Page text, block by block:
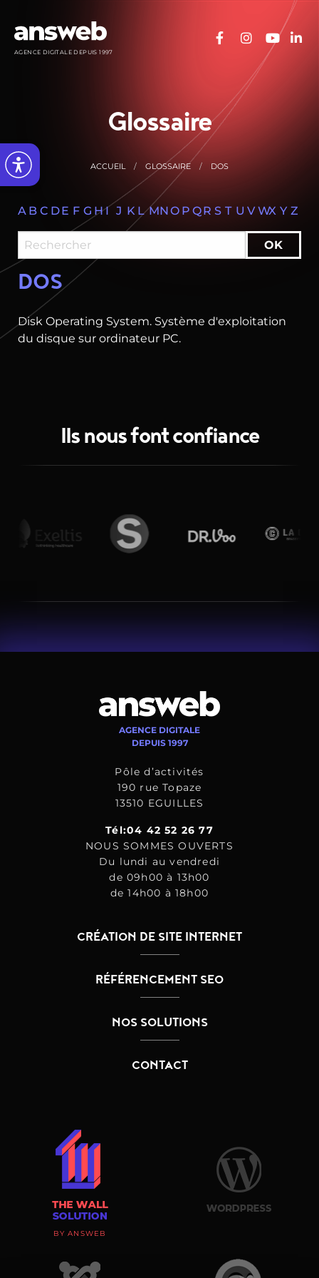
AGENCE DIGITALE DEPUIS 1997
Glossaire
ACCUEIL GLOSSAIRE DOS
A B C DE F G HI J K L MNO P QR S T U V WX Y Z
DOS
Disk Operating System. Système d'exploitation
du disque sur ordinateur PC.
Ils nous font confiance
AGENCE DIGITALE
DEPUIS 1997
Pôle d’activités
190 rue Topaze
13510 EGUILLES
Tél:04 42 52 26 77
NOUS SOMMES OUVERTS
Du lundi au vendredi
de 09h00 à 13h00
de 14h00 à 18h00
CRÉATION DE SITE INTERNET
RÉFÉRENCEMENT SEO
NOS SOLUTIONS
CONTACT
BY ANSWEB